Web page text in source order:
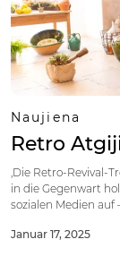
Naujiena
Retro
,Die Retro-Revival-
in die Gegenwart
sozialen Medien auf
Januar 17, 2025